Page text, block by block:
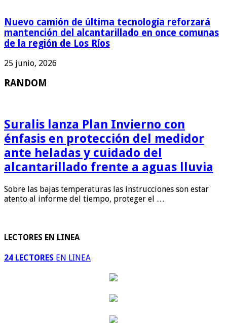
Nuevo camión de última tecnología reforzará
mantención del alcantarillado en once comunas
de la región de Los Ríos
25 junio, 2026
RANDOM
Suralis lanza Plan Invierno con
énfasis en protección del medidor
ante heladas y cuidado del
alcantarillado frente a aguas lluvia
Sobre las bajas temperaturas las instrucciones son estar
atento al informe del tiempo, proteger el …
LECTORES EN LINEA
24 LECTORES EN LINEA